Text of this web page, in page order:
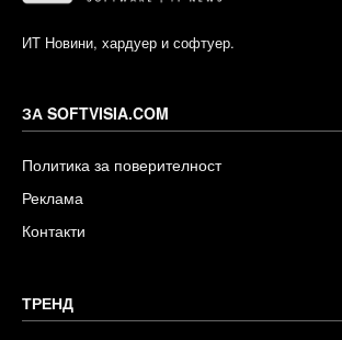
ИТ Новини, хардуер и софтуер.
ЗА SOFTVISIA.COM
Политика за поверителност
Реклама
Контакти
ТРЕНД